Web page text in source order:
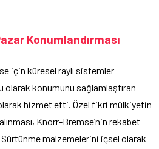
Konumlandırması
için küresel raylı sistemler
olarak konumunu sağlamlaştıran
hizmet etti. Özel fikri mülkiyetin
Knorr-Bremse’nin rekabet
Sürtünme malzemelerini içsel olarak